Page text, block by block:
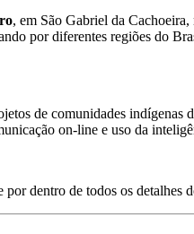
, em São Gabriel da
por diferentes regiões do
de comunidades
on-line e uso da
por dentro de todos os detalhes